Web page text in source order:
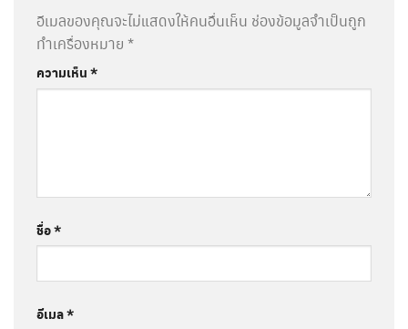
อีเมลของคุณจะไม่แสดงให้คนอื่นเห็น ช่องข้อมูลจำเป็นถูก
ทำเครื่องหมาย *
ความเห็น*
ชื่อ*
อีเมล*